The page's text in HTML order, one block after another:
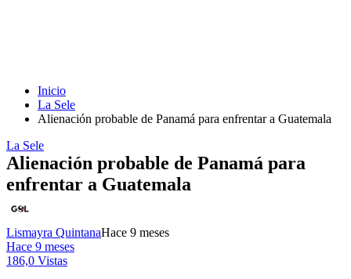
Inicio
La Sele
Alienación probable de Panamá para enfrentar a Guatemala
La Sele
Alienación probable de Panamá para
enfrentar a Guatemala
Lismayra QuintanaHace 9 meses
Hace 9 meses
186,0 Vistas